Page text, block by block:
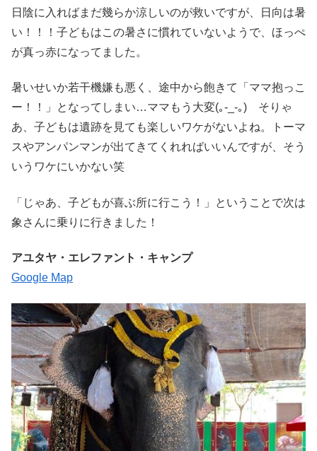
日陰に入ればまだ幾らか涼しいのが救いですが、日向は暑
い！！！子どもはこの暑さに慣れていないようで、ほっぺ
が真っ赤になってました。
暑いせいか若干機嫌も悪く、途中から飽きて「ママ抱っこ
ー！！」となってしまい…ママもう大変(｡-_-｡) そりゃ
あ、子どもは遺跡を見ても楽しいワケがないよね。トーマ
スやアンパンマンが出てきてくれればいいんですが、そう
いうワケにいかない笑
「じゃあ、子どもが喜ぶ所に行こう！」ということで次は
象さんに乗りに行きました！
アユタヤ・エレファント・キャンプ
Google Map